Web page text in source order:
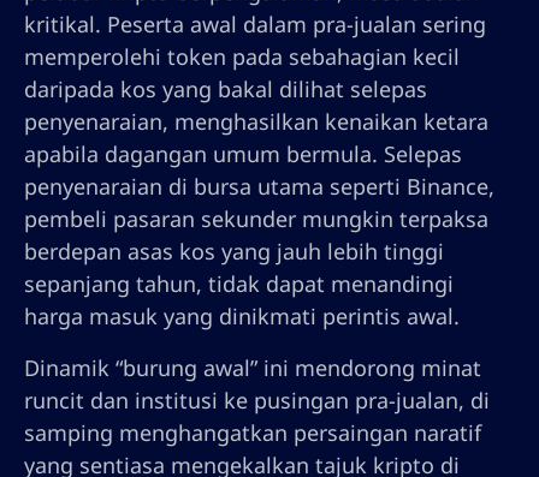
kritikal. Peserta awal dalam pra-jualan sering
memperolehi token pada sebahagian kecil
daripada kos yang bakal dilihat selepas
penyenaraian, menghasilkan kenaikan ketara
apabila dagangan umum bermula. Selepas
penyenaraian di bursa utama seperti Binance,
pembeli pasaran sekunder mungkin terpaksa
berdepan asas kos yang jauh lebih tinggi
sepanjang tahun, tidak dapat menandingi
harga masuk yang dinikmati perintis awal.
Dinamik “burung awal” ini mendorong minat
runcit dan institusi ke pusingan pra-jualan, di
samping menghangatkan persaingan naratif
yang sentiasa mengekalkan tajuk kripto di